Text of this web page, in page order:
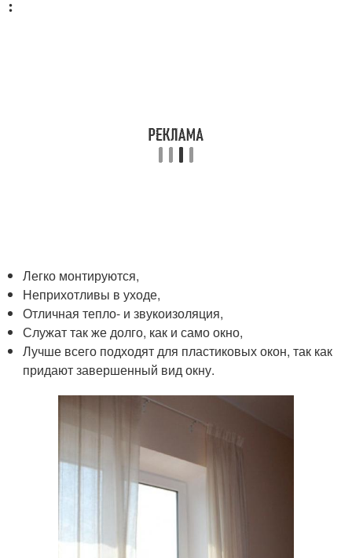
:
Легко монтируются,
Неприхотливы в уходе,
Отличная тепло- и звукоизоляция,
Служат так же долго, как и само окно,
Лучше всего подходят для пластиковых окон, так как
придают завершенный вид окну.